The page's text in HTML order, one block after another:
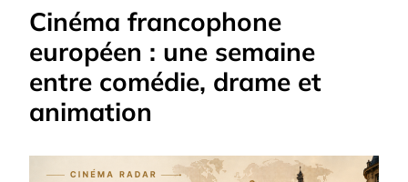
Cinéma francophone
européen : une semaine
entre comédie, drame et
animation